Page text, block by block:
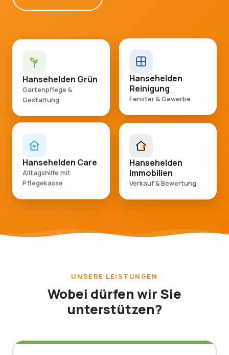
Hansehelden Grün
Gartenpflege &
Gestaltung
Hansehelden
Reinigung
Fenster & Gewerbe
Hansehelden Care
Alltagshilfe mit
Pflegekasse
Hansehelden
Immobilien
Verkauf & Bewertung
UNSERE LEISTUNGEN
Wobei dürfen wir Sie
unterstützen?